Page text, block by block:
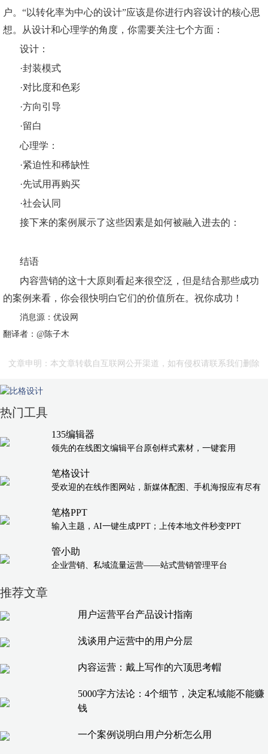
户。“以转化率为中心的设计”应该是你进行内容设计的核心思
想。从设计和心理学的角度，你需要关注七个方面：
设计：
·封装模式
·对比度和色彩
·方向引导
·留白
心理学：
·紧迫性和稀缺性
·先试用再购买
·社会认同
接下来的案例展示了这些因素是如何被融入进去的：
结语
内容营销的这十大原则看起来很空泛，但是结合那些成功
的案例来看，你会很快明白它们的价值所在。祝你成功！
消息源：优设网
翻译者：@陈子木
文章申明：本文章转载自互联网公开渠道，如有侵权请联系我们删除
热门工具
135编辑器
领先的在线图文编辑平台原创样式素材，一键套用
笔格设计
受欢迎的在线作图网站，新媒体配图、手机海报应有尽有
笔格PPT
输入主题，AI一键生成PPT；上传本地文件秒变PPT
管小助
企业营销、私域流量运营——站式营销管理平台
推荐文章
用户运营平台产品设计指南
浅谈用户运营中的用户分层
内容运营：戴上写作的六顶思考帽
5000字方法论：4个细节，决定私域能不能赚
钱
一个案例说明白用户分析怎么用